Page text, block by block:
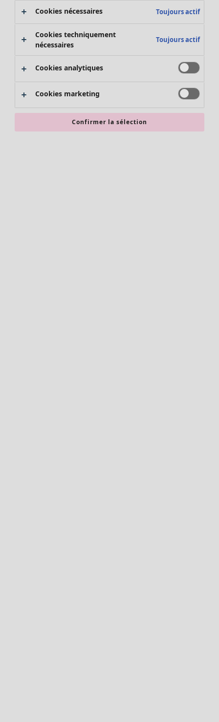
Promos SOLDES
Les promos de Gudrun Sjödén
Nouvel arrivage
Bonnes affaires en soldes - jusqu'à -70
Cookies nécessaires Toujours actif
Cookies techniquement
nécessaires
Toujours actif
Cookies analytiques
Cookies marketing
Confirmer la sélection